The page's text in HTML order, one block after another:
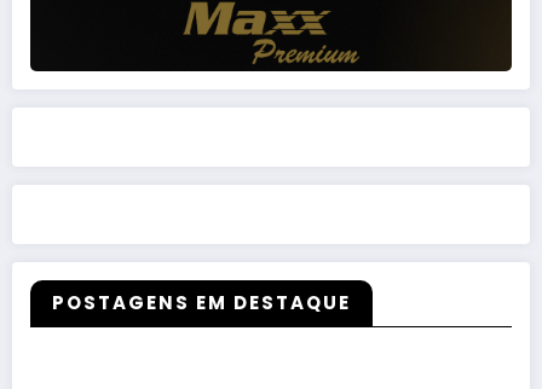
POSTAGENS EM DESTAQUE